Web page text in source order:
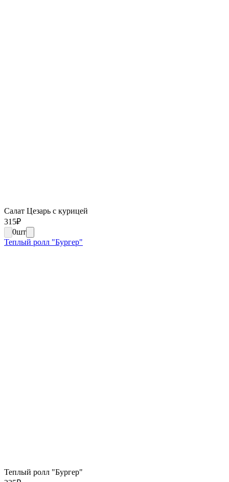
Салат Цезарь с курицей
315₽
0шт
Теплый ролл "Бургер"
Теплый ролл "Бургер"